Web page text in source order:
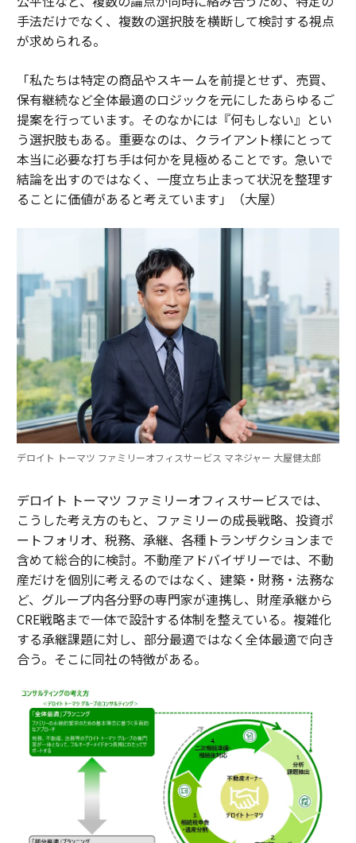
手法だけでなく、複数の選択肢を横断して検討する視点
が求められる。
「私たちは特定の商品やスキームを前提とせず、売買、
保有継続など全体最適のロジックを元にしたあらゆるご
提案を行っています。そのなかには『何もしない』とい
う選択肢もある。重要なのは、クライアント様にとって
本当に必要な打ち手は何かを見極めることです。急いで
結論を出すのではなく、一度立ち止まって状況を整理す
ることに価値があると考えています」（大屋）
デロイト トーマツ ファミリーオフィスサービス マネジャー 大屋健太郎
デロイト トーマツ ファミリーオフィスサービスでは、
こうした考え方のもと、ファミリーの成長戦略、投資ポ
ートフォリオ、税務、承継、各種トランザクションまで
含めて総合的に検討。不動産アドバイザリーでは、不動
産だけを個別に考えるのではなく、建築・財務・法務な
ど、グループ内各分野の専門家が連携し、財産承継から
CRE戦略まで一体で設計する体制を整えている。複雑化
する承継課題に対し、部分最適ではなく全体最適で向き
合う。そこに同社の特徴がある。